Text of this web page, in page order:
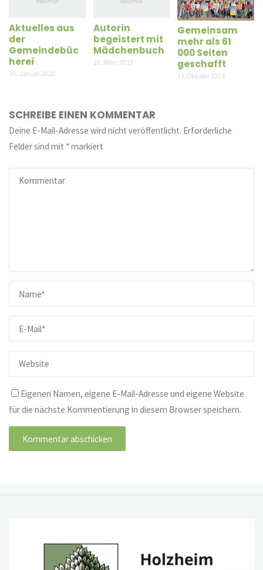
Aktuelles aus
der
Gemeindebüc
herei
19. Januar 2020
Autorin
begeistert mit
Mädchenbuch
10. März 2017
Gemeinsam
mehr als 61
000 Seiten
geschafft
11. Oktober 2014
SCHREIBE EINEN KOMMENTAR
Deine E-Mail-Adresse wird nicht veröffentlicht. Erforderliche
Felder sind mit *markiert
Eigenen Namen, eigene E-Mail-Adresse und eigene Website
für die nächste Kommentierung in diesem Browser speichern.